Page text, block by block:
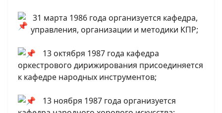
31 марта 1986 года организуется кафедра,
управления, организации и методики КПР;
13 октября 1987 года кафедра
оркестрового дирижирования присоединяется
к кафедре народных инструментов;
13 ноября 1987 года организуется